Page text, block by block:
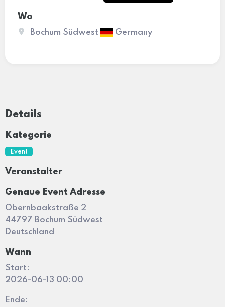
Wo
Bochum Südwest Germany
Details
Kategorie
Event
Veranstalter
Genaue Event Adresse
Obernbaakstraße 2
44797 Bochum Südwest
Deutschland
Wann
Start:
2026-06-13 00:00
Ende: